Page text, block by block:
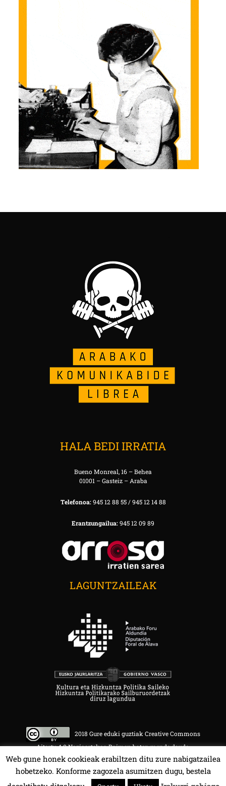
HALA BEDI IRRATIA
Bueno Monreal, 16 – Behea
01001 – Gasteiz – Araba
Telefonoa:945 12 88 55 / 945 12 14 88
Erantzungailua:945 12 09 89
LAGUNTZAILEAK
2018 Gure eduki guztiak Creative Commons
Aitortu 4.0 Nazioartekoa Baimen baten mende daude.
Web gune honek cookieak erabiltzen ditu zure nabigatzailea
hobetzeko. Konforme zagozela asumitzen dugu, bestela